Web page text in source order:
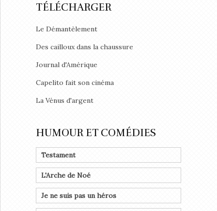
TÉLÉCHARGER
Le Démantèlement
Des cailloux dans la chaussure
Journal d'Amérique
Capelito fait son cinéma
La Vénus d'argent
HUMOUR ET COMÉDIES
Testament
L'Arche de Noé
Je ne suis pas un héros